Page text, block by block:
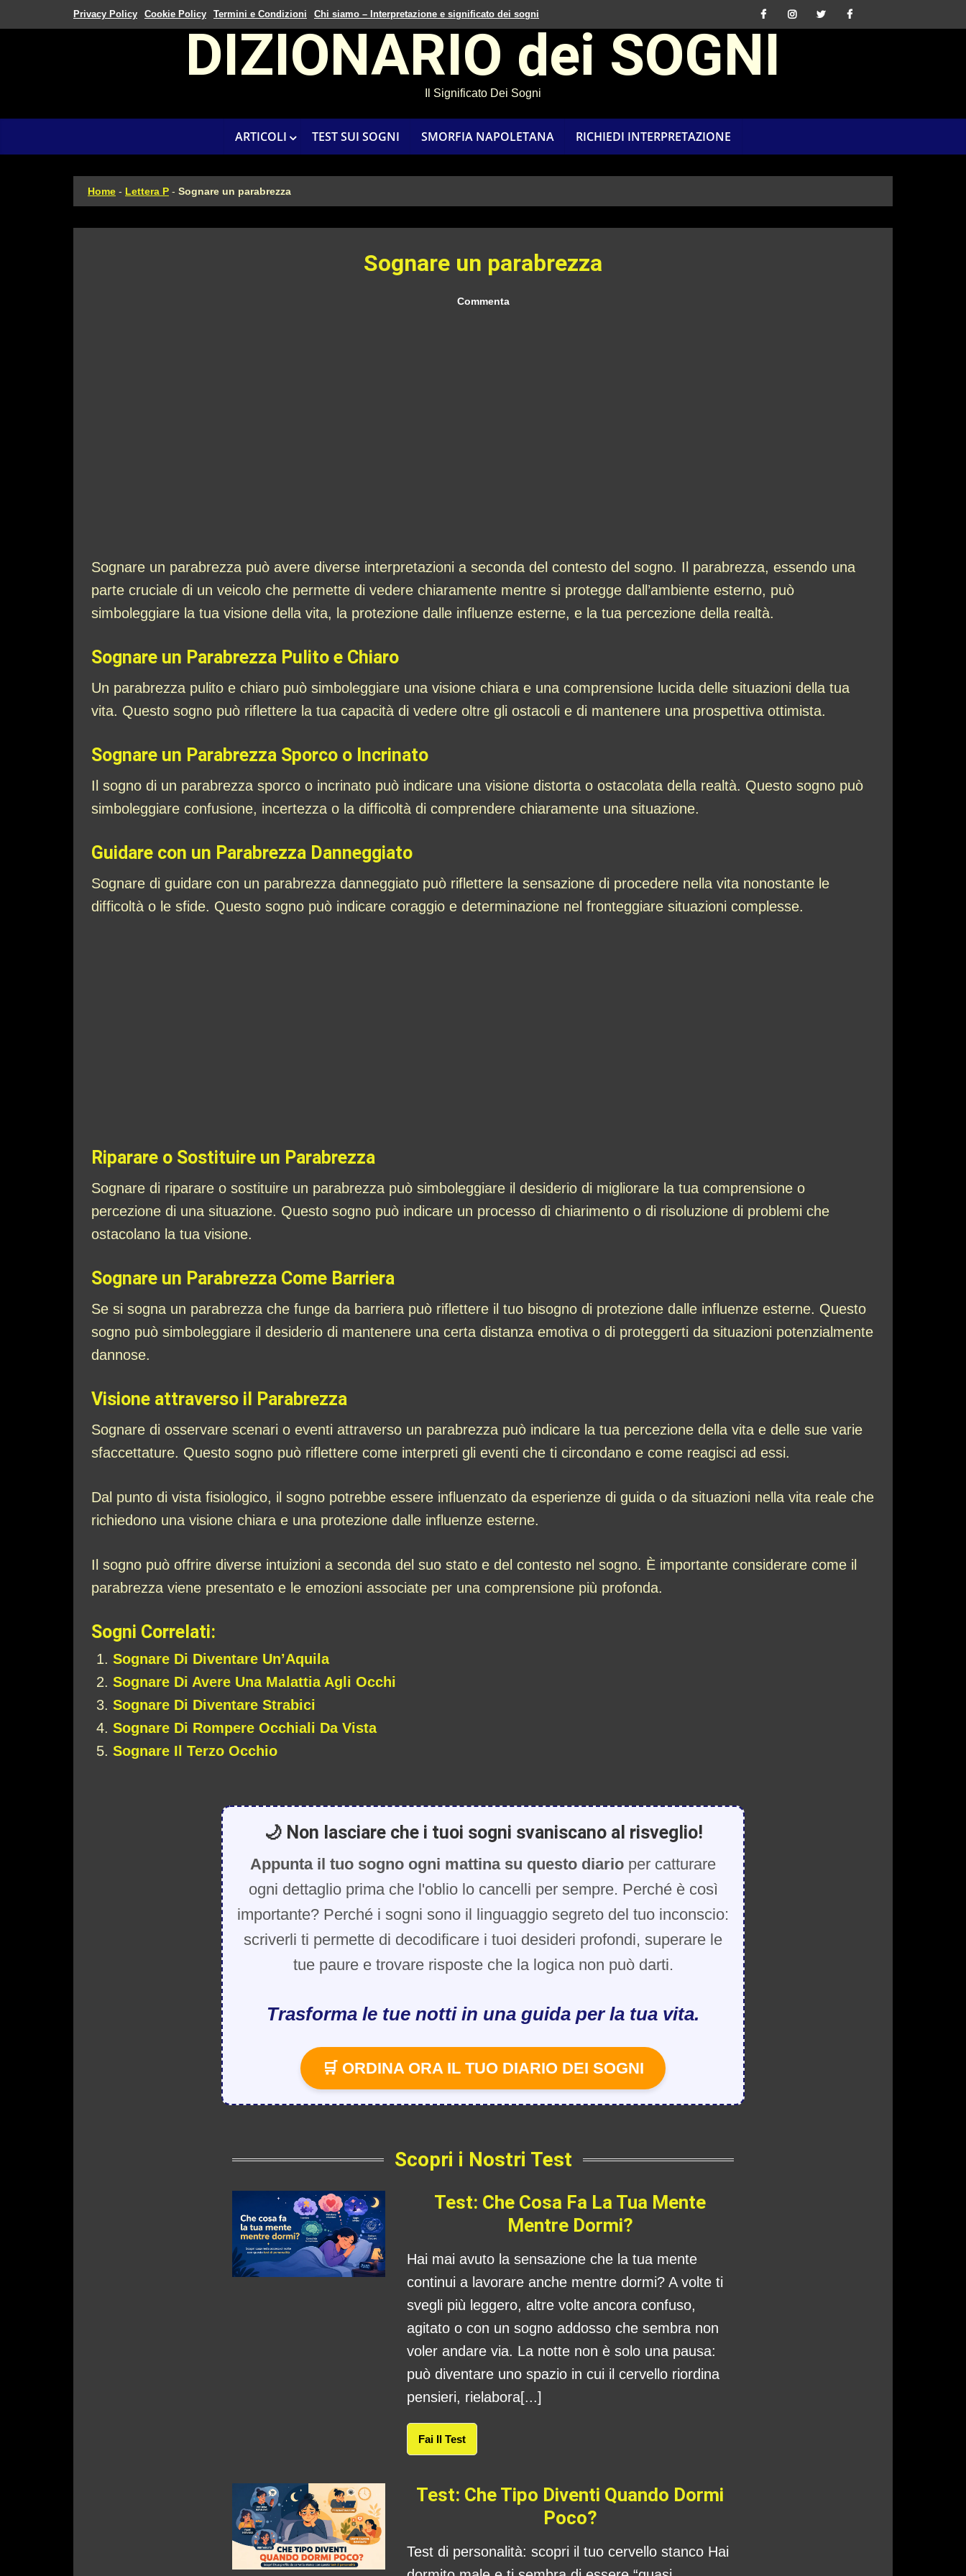
Privacy Policy Cookie Policy Termini e Condizioni Chi siamo – Interpretazione e significato dei sogni
DIZIONARIO dei SOGNI
Il Significato Dei Sogni
ARTICOLI TEST SUI SOGNI SMORFIA NAPOLETANA RICHIEDI INTERPRETAZIONE
Home - Lettera P - Sognare un parabrezza
Sognare un parabrezza
Commenta
Sognare un parabrezza può avere diverse interpretazioni a seconda del contesto del sogno. Il parabrezza, essendo una
parte cruciale di un veicolo che permette di vedere chiaramente mentre si protegge dall’ambiente esterno, può
simboleggiare la tua visione della vita, la protezione dalle influenze esterne, e la tua percezione della realtà.
Sognare un Parabrezza Pulito e Chiaro
Un parabrezza pulito e chiaro può simboleggiare una visione chiara e una comprensione lucida delle situazioni della tua
vita. Questo sogno può riflettere la tua capacità di vedere oltre gli ostacoli e di mantenere una prospettiva ottimista.
Sognare un Parabrezza Sporco o Incrinato
Il sogno di un parabrezza sporco o incrinato può indicare una visione distorta o ostacolata della realtà. Questo sogno può
simboleggiare confusione, incertezza o la difficoltà di comprendere chiaramente una situazione.
Guidare con un Parabrezza Danneggiato
Sognare di guidare con un parabrezza danneggiato può riflettere la sensazione di procedere nella vita nonostante le
difficoltà o le sfide. Questo sogno può indicare coraggio e determinazione nel fronteggiare situazioni complesse.
Riparare o Sostituire un Parabrezza
Sognare di riparare o sostituire un parabrezza può simboleggiare il desiderio di migliorare la tua comprensione o
percezione di una situazione. Questo sogno può indicare un processo di chiarimento o di risoluzione di problemi che
ostacolano la tua visione.
Sognare un Parabrezza Come Barriera
Se si sogna un parabrezza che funge da barriera può riflettere il tuo bisogno di protezione dalle influenze esterne. Questo
sogno può simboleggiare il desiderio di mantenere una certa distanza emotiva o di proteggerti da situazioni potenzialmente
dannose.
Visione attraverso il Parabrezza
Sognare di osservare scenari o eventi attraverso un parabrezza può indicare la tua percezione della vita e delle sue varie
sfaccettature. Questo sogno può riflettere come interpreti gli eventi che ti circondano e come reagisci ad essi.
Dal punto di vista fisiologico, il sogno potrebbe essere influenzato da esperienze di guida o da situazioni nella vita reale che
richiedono una visione chiara e una protezione dalle influenze esterne.
Il sogno può offrire diverse intuizioni a seconda del suo stato e del contesto nel sogno. È importante considerare come il
parabrezza viene presentato e le emozioni associate per una comprensione più profonda.
Sogni Correlati:
Sognare Di Diventare Un’Aquila
Sognare Di Avere Una Malattia Agli Occhi
Sognare Di Diventare Strabici
Sognare Di Rompere Occhiali Da Vista
Sognare Il Terzo Occhio
🌙 Non lasciare che i tuoi sogni svaniscano al risveglio!
Appunta il tuo sogno ogni mattina su questo diario per catturare
ogni dettaglio prima che l'oblio lo cancelli per sempre. Perché è così
importante? Perché i sogni sono il linguaggio segreto del tuo inconscio:
scriverli ti permette di decodificare i tuoi desideri profondi, superare le
tue paure e trovare risposte che la logica non può darti.
Trasforma le tue notti in una guida per la tua vita.
🛒 ORDINA ORA IL TUO DIARIO DEI SOGNI
Scopri i Nostri Test
Test: Che Cosa Fa La Tua Mente
Mentre Dormi?
Hai mai avuto la sensazione che la tua mente
continui a lavorare anche mentre dormi? A volte ti
svegli più leggero, altre volte ancora confuso,
agitato o con un sogno addosso che sembra non
voler andare via. La notte non è solo una pausa:
può diventare uno spazio in cui il cervello riordina
pensieri, rielabora[...]
Fai Il Test
Test: Che Tipo Diventi Quando Dormi
Poco?
Test di personalità: scopri il tuo cervello stanco Hai